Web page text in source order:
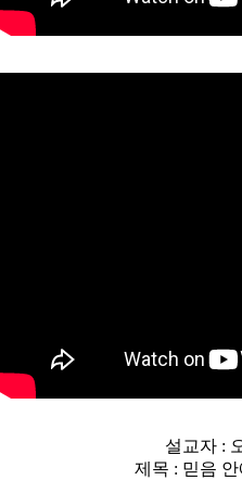
설교자 :
제목 : 믿음